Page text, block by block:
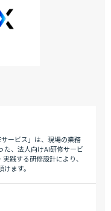
ービス」は、現場の業務
た、法人向けAI研修サービ
践する研修設計により、
ます。